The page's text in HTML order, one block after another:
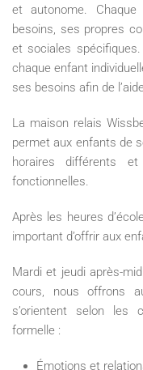
et autonome.
besoins, ses propres
et sociales
chaque enfant
ses besoins afin de
La maison relais
permet aux enfants de
horaires différents
fonctionnelles.
Après les heures
important d’offrir aux
Mardi et jeudi après-
cours, nous offrons
s’orientent selon les
formelle :
Émotions et